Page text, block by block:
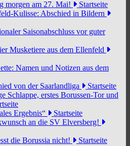
morgen am 27. Mai!
Startseite
Kulisse: Abschied in Bildern
Saisonabschluss vor guter
Musketiere aus dem Ellenfeld
Namen und Notizen aus dem
von der Saarlandliga
Startseite
Schlappe, erstes Borussen-Tor und
Ergebnis“
Startseite
an die SV Elversberg!
die Borussia nicht!
Startseite